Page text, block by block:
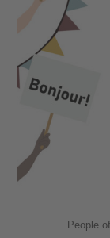
People